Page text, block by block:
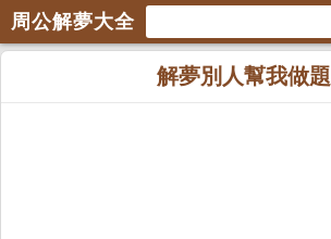
周公解夢大全
解夢別人幫我做題